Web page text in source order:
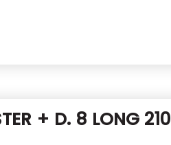
+ D. 8 LONG 210